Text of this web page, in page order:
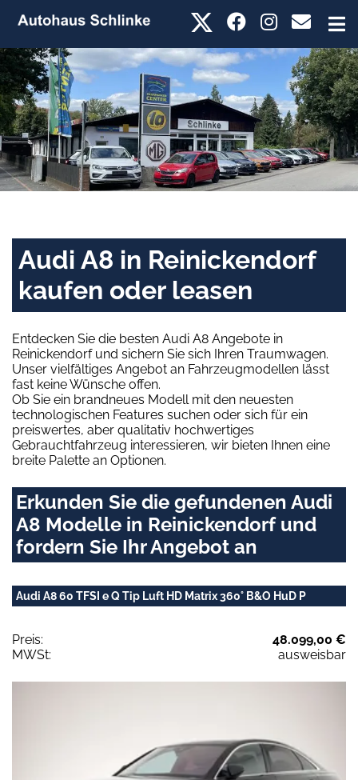
Audi A8 in Reinickendorf
kaufen oder leasen
Entdecken Sie die besten Audi A8 Angebote in
Reinickendorf und sichern Sie sich Ihren Traumwagen.
Unser vielfältiges Angebot an Fahrzeugmodellen lässt
fast keine Wünsche offen.
Ob Sie ein brandneues Modell mit den neuesten
technologischen Features suchen oder sich für ein
preiswertes, aber qualitativ hochwertiges
Gebrauchtfahrzeug interessieren, wir bieten Ihnen eine
breite Palette an Optionen.
Erkunden Sie die gefundenen Audi
A8 Modelle in Reinickendorf und
fordern Sie Ihr Angebot an
Audi A8 60 TFSI e Q Tip Luft HD Matrix 360° B&O HuD P
Preis:
48.099,00 €
MWSt:
ausweisbar